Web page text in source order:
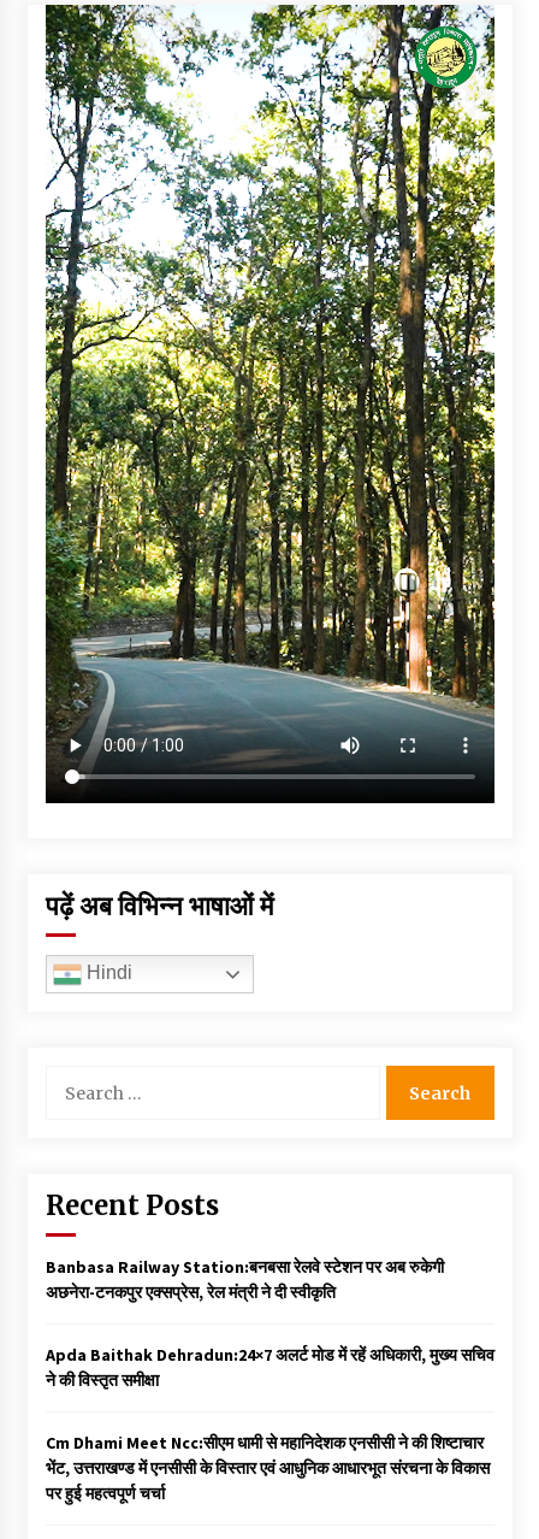
पढ़ें अब विभिन्न भाषाओं में
Hindi
for:
Recent Posts
Banbasa Railway Station:बनबसा रेलवे स्टेशन पर अब रुकेगी
अछनेरा-टनकपुर एक्सप्रेस, रेल मंत्री ने दी स्वीकृति
Apda Baithak Dehradun:24×7 अलर्ट मोड में रहें अधिकारी, मुख्य सचिव
ने की विस्तृत समीक्षा
Cm Dhami Meet Ncc:सीएम धामी से महानिदेशक एनसीसी ने की शिष्टाचार
भेंट, उत्तराखण्ड में एनसीसी के विस्तार एवं आधुनिक आधारभूत संरचना के विकास
पर हुई महत्वपूर्ण चर्चा